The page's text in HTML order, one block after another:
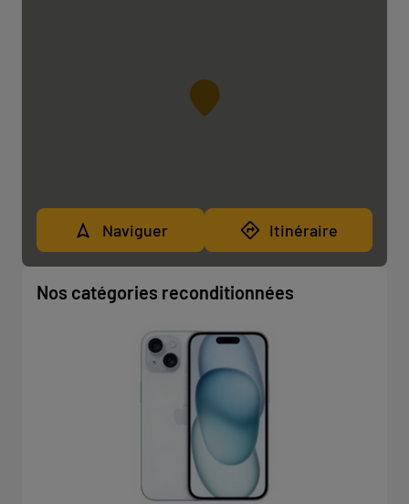
Naviguer Itinéraire
Nos catégories reconditionnées